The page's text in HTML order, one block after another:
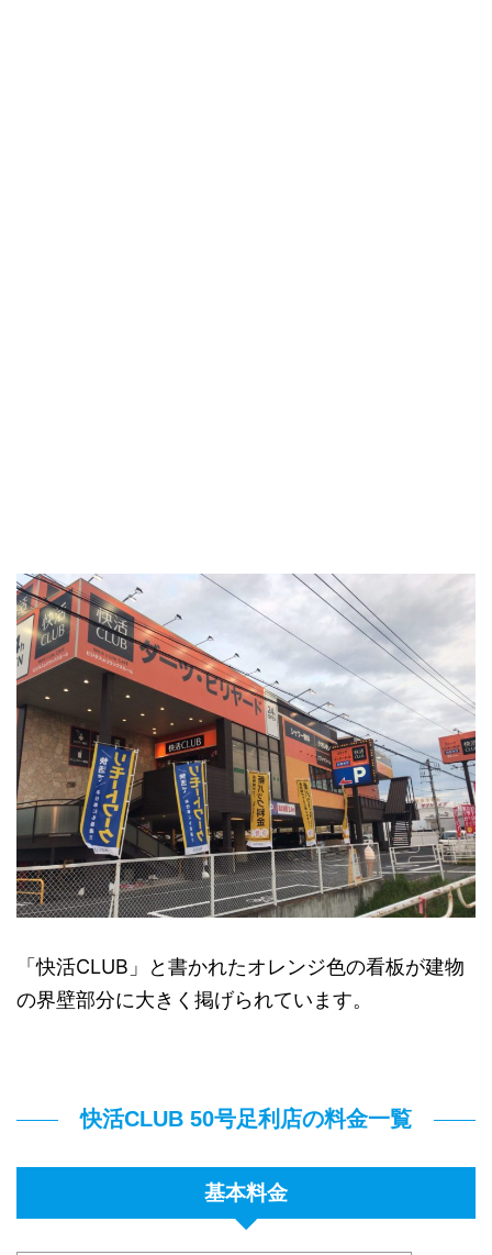
「快活CLUB」と書かれたオレンジ色の看板が建物
の界壁部分に大きく掲げられています。
快活CLUB 50号足利店の料金一覧
基本料金